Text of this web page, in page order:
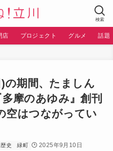
検索
店 プロジェクト グルメ 話題
の期間、たましん
摩のあゆみ』創刊
空はつながってい
歴史 緑町
2025年9月10日